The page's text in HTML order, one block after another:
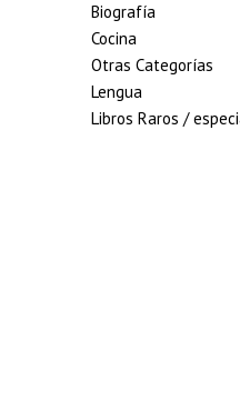
Biografía
Cocina
Otras Categorías
Lengua
Libros Raros /